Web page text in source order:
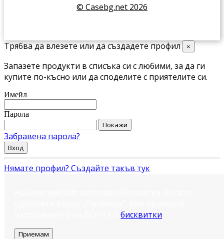
© Casebg.net 2026
Трябва да влезете или да създадете профил ×
Запазете продукти в списъка си с любими, за да ги
купите по-късно или да споделите с приятелите си.
Имейл
Парола
Покажи
Забравена парола?
Вход
Нямате профил? Създайте такъв тук
бисквитки
Приемам